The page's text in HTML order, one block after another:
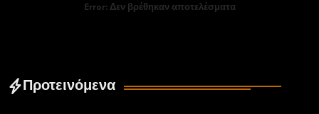
Error: Δεν βρέθηκαν αποτελέσματα
Προτεινόμενα